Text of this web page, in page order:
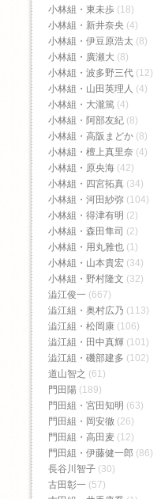
小林組・東未歩 (18)
小林組・新井奈央 (4)
小林組・伊豆原浩太 (8)
小林組・廣瀬大 (8)
小林組・波多野三代 (12)
小林組・山田英理人 (4)
小林組・大瀧篤 (4)
小林組・阿部友紀 (8)
小林組・高阪まどか (8)
小林組・檀上真里奈 (4)
小林組・原央海 (42)
小林組・四宮拓真 (34)
小林組・河田紗弥 (104)
小林組・得津有明 (2)
小林組・森田隼司 (2)
小林組・用丸雅也 (1)
小林組・山本貴宏 (34)
小林組・野村隆文 (32)
澁江俊一 (667)
澁江組・奥村広乃 (113)
澁江組・松岡康 (106)
澁江組・田中真輝 (101)
澁江組・磯部建多 (102)
道山智之 (61)
門田陽 (189)
門田組・宮田知明 (63)
門田組・岡安徹 (26)
門田組・高田麦 (12)
門田組・伊藤健一郎 (86)
長谷川智子 (30)
古田彰一 (57)